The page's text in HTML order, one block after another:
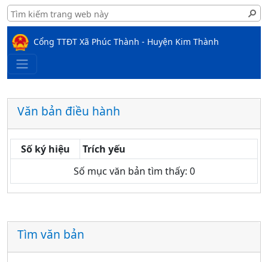
Cổng TTĐT Xã Phúc Thành - Huyện Kim Thành
Văn bản điều hành
Số ký hiệu
Trích yếu
Số mục văn bản tìm thấy: 0
Tìm văn bản